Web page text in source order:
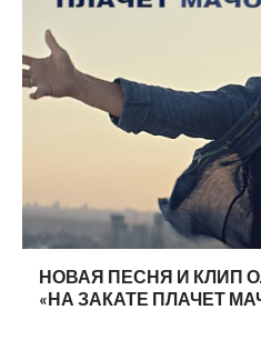
НОВАЯ ПЕСНЯ И КЛИП
«НА ЗАКАТЕ ПЛАЧЕТ